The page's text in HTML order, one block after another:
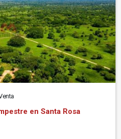
en Santa Rosa